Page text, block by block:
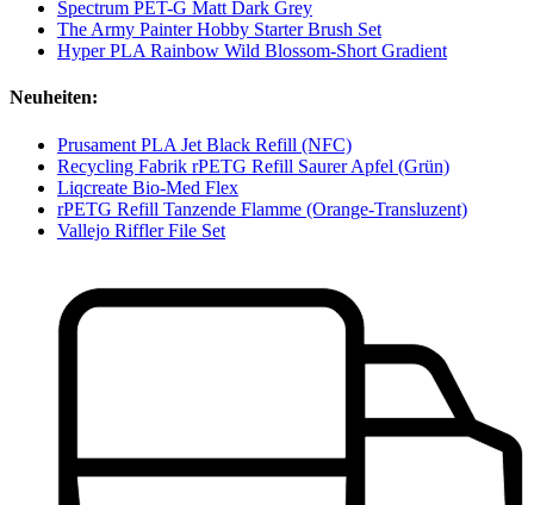
Spectrum PET-G Matt Dark Grey
The Army Painter Hobby Starter Brush Set
Hyper PLA Rainbow Wild Blossom-Short Gradient
Neuheiten:
Prusament PLA Jet Black Refill (NFC)
Recycling Fabrik rPETG Refill Saurer Apfel (Grün)
Liqcreate Bio-Med Flex
rPETG Refill Tanzende Flamme (Orange-Transluzent)
Vallejo Riffler File Set